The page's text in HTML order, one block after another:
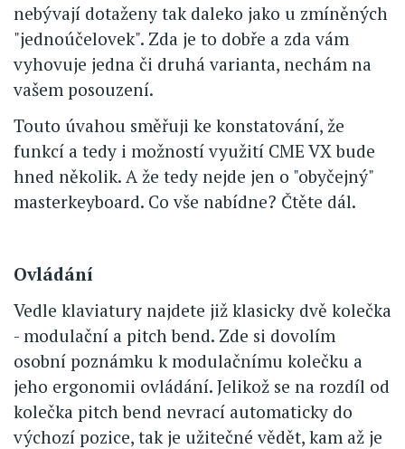
nebývají dotaženy tak daleko jako u zmíněných
"jednoúčelovek". Zda je to dobře a zda vám
vyhovuje jedna či druhá varianta, nechám na
vašem posouzení.
Touto úvahou směřuji ke konstatování, že
funkcí a tedy i možností využití CME VX bude
hned několik. A že tedy nejde jen o "obyčejný"
masterkeyboard. Co vše nabídne? Čtěte dál.
Ovládání
Vedle klaviatury najdete již klasicky dvě kolečka
- modulační a pitch bend. Zde si dovolím
osobní poznámku k modulačnímu kolečku a
jeho ergonomii ovládání. Jelikož se na rozdíl od
kolečka pitch bend nevrací automaticky do
výchozí pozice, tak je užitečné vědět, kam až je